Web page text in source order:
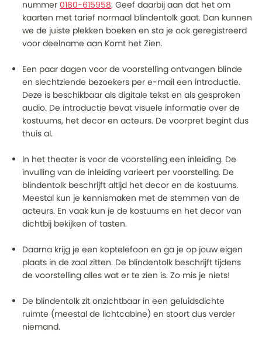
nummer0180-615958. Geef daarbij aan dat het om
kaarten met tarief normaal blindentolk gaat. Dan kunnen
we de juiste plekken boeken en sta je ook geregistreerd
voor deelname aan Komt het Zien.
Een paar dagen voor de voorstelling ontvangen blinde
en slechtziende bezoekers per e-mail een introductie.
Deze is beschikbaar als digitale tekst en als gesproken
audio. De introductie bevat visuele informatie over de
kostuums, het decor en acteurs. De voorpret begint dus
thuis al.
In het theater is voor de voorstelling een inleiding. De
invulling van de inleiding varieert per voorstelling. De
blindentolk beschrijft altijd het decor en de kostuums.
Meestal kun je kennismaken met de stemmen van de
acteurs. En vaak kun je de kostuums en het decor van
dichtbij bekijken of tasten.
Daarna krijg je een koptelefoon en ga je op jouw eigen
plaats in de zaal zitten. De blindentolk beschrijft tijdens
de voorstelling alles wat er te zien is. Zo mis je niets!
De blindentolk zit onzichtbaar in een geluidsdichte
ruimte (meestal de lichtcabine) en stoort dus verder
niemand.